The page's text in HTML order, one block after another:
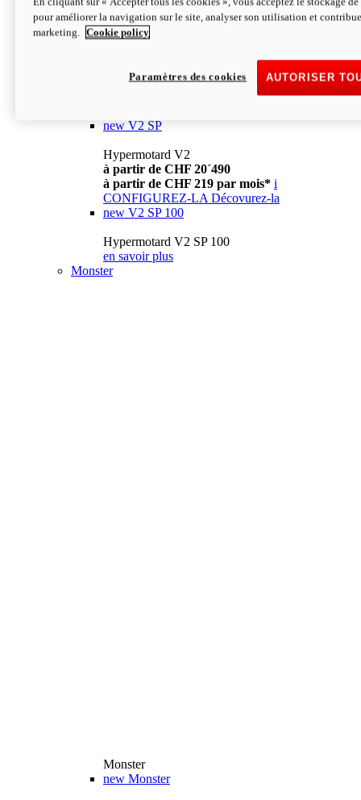
à partir de CHF 13´990 i
CONFIGUREZ-LA Décovurez-la
newV2
à partir de CHF 15´990
à partir de CHF 169 par mois* i
new V2 SP
Hypermotard V2
à partir de CHF 20´490
à partir de CHF 219 par mois* i
CONFIGUREZ-LA Décovurez-la
new V2 SP 100
Hypermotard V2 SP 100
en savoir plus
Monster
Monster
new Monster
pour améliorer la navigation sur le site, analyser son utilisation et
marketing.
Cookie policy
AUTORISER
Paramètres des cookies